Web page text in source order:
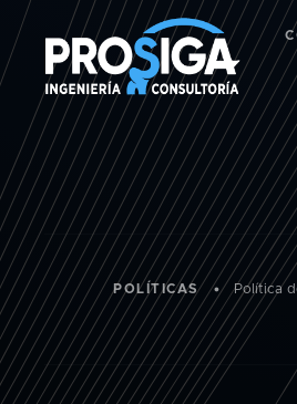
POLÍTICAS • Política